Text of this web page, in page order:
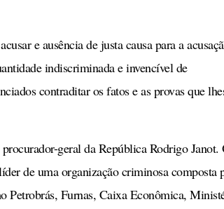
e ausência de justa causa para a
indiscriminada e invencível de
contraditar os fatos e as provas que
geral da República Rodrigo Janot.
de uma organização criminosa composta
Petrobrás, Furnas, Caixa Econômica,